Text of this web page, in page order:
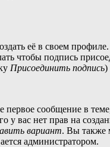
её в своем
чтобы подпись
Присоединить подпись)
первое сообщение в
у вас нет прав на
вариант. Вы также
администратором.